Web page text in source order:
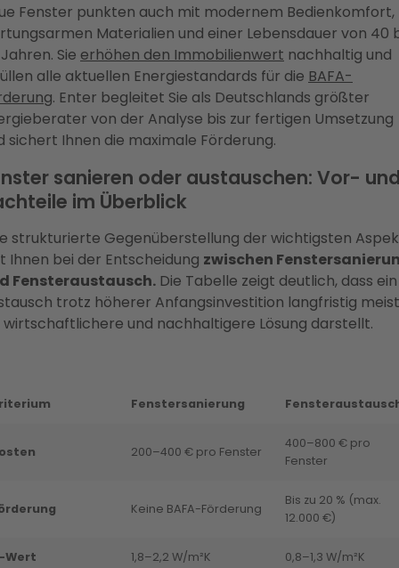
Fenster punkten auch mit modernem Bedienkomfort,
Materialien und einer Lebensdauer von 40
Sie erhöhen den Immobilienwert nachhaltig und
alle aktuellen Energiestandards für die BAFA-
. Enter begleitet Sie als Deutschlands größter
von der Analyse bis zur fertigen Umsetzung
sichert Ihnen die maximale Förderung.
sanieren oder austauschen: Vor-
im Überblick
strukturierte Gegenüberstellung der wichtigsten
Ihnen bei der Entscheidung zwischen
Fensteraustausch. Die Tabelle zeigt deutlich, dass ein
trotz höherer Anfangsinvestition langfristig meist
wirtschaftlichere und nachhaltigere Lösung darstellt.
Fenstersanierung
200–400 € pro Fenster
400–800 € pro
Fenster
Keine BAFA-Förderung
Bis zu 20 % (max.
12.000 €)
Wert 1,8–2,2 W/m²K 0,8–1,3 W/m²K